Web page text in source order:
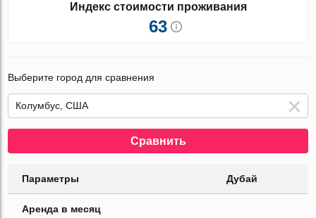
Индекс стоимости проживания
63
Выберите город для сравнения
Сравнить
Параметры Дубай
Аренда в месяц